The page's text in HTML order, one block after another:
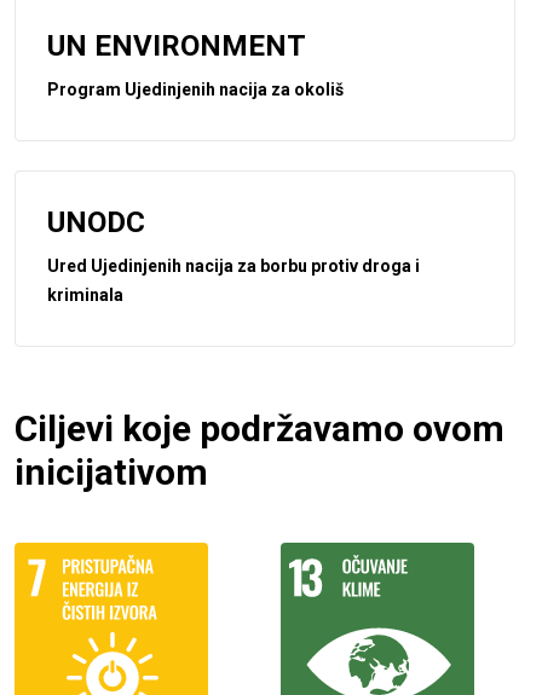
UN ENVIRONMENT
Program Ujedinjenih nacija za okoliš
UNODC
Ured Ujedinjenih nacija za borbu protiv droga i
kriminala
Ciljevi koje podržavamo ovom
inicijativom